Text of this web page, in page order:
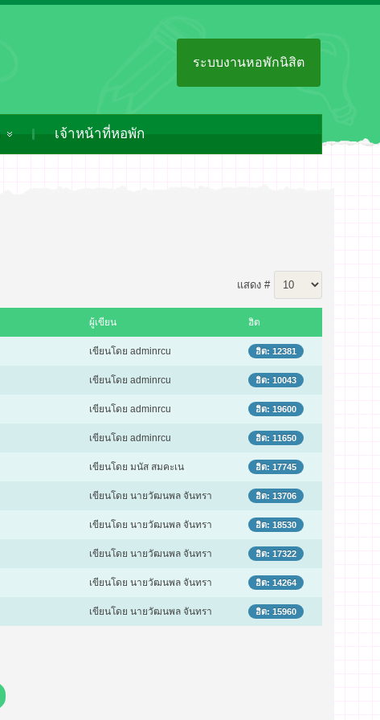
ระบบงานหอพักนิสิต
เจ้าหน้าที่หอพัก
แสดง #
ผู้เขียน ฮิต
เขียนโดย adminrcu ฮิต: 12381
เขียนโดย adminrcu ฮิต: 10043
เขียนโดย adminrcu ฮิต: 19600
เขียนโดย adminrcu ฮิต: 11650
เขียนโดย มนัส สมคะเน ฮิต: 17745
เขียนโดย นายวัฒนพล จันทรา ฮิต: 13706
เขียนโดย นายวัฒนพล จันทรา ฮิต: 18530
เขียนโดย นายวัฒนพล จันทรา ฮิต: 17322
เขียนโดย นายวัฒนพล จันทรา ฮิต: 14264
เขียนโดย นายวัฒนพล จันทรา ฮิต: 15960